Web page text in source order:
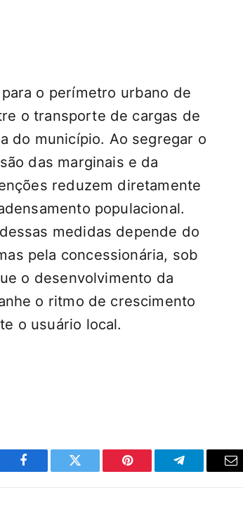
o perímetro urbano de
o transporte de cargas de
do município. Ao segregar o
das marginais e da
reduzem diretamente
populacional.
medidas depende do
pela concessionária, sob
o desenvolvimento da
o ritmo de crescimento
o usuário local.
Facebook Twitter Pinterest TelegramaE-